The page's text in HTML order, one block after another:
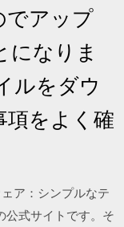
でアップ
になりま
ルをダウ
項をよく確
ア：シンプルなテ
公式サイトです。そ